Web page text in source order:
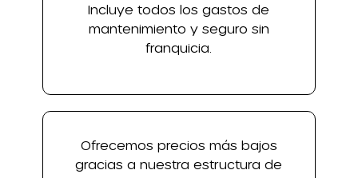
Incluye todos los gastos de
mantenimiento y seguro sin
franquicia.
Ofrecemos precios más bajos
gracias a nuestra estructura de